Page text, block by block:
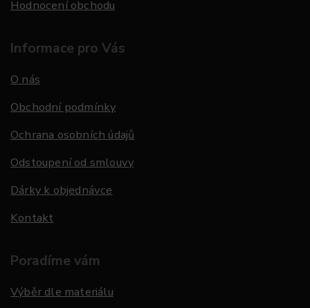
Hodnocení obchodu
Informace pro Vás
O nás
Obchodní podmínky
Ochrana osobních údajů
Odstoupení od smlouvy
Dárky k objednávce
Kontakt
Poradíme vám
Výběr dle materiálu